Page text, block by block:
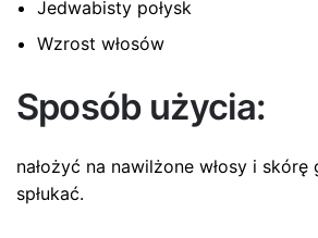
Jedwabisty połysk
Wzrost włosów
Sposób użycia:
nałożyć na nawilżone włosy i skórę
spłukać.